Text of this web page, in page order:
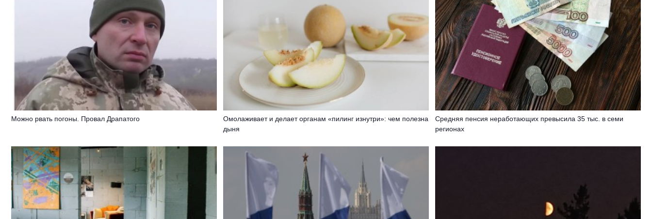
Можно рвать погоны. Провал Драпатого
Омолаживает и делает органам «пилинг изнутри»: чем полезна
дыня
Средняя пенсия неработающих превысила 35 тыс. в семи
регионах